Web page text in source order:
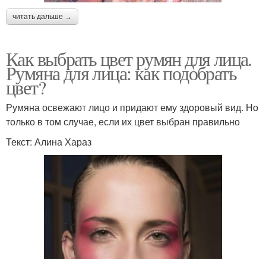
читать дальше →
Как выбрать цвет румян для лица.
Румяна для лица: как подобрать
цвет?
Румяна освежают лицо и придают ему здоровый вид. Но
только в том случае, если их цвет выбран правильно
Текст: Алина Хараз